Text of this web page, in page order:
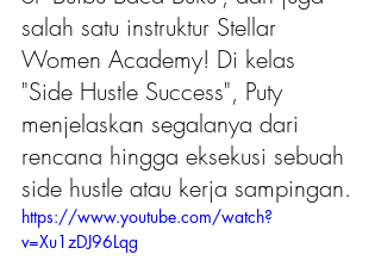
salah satu instruktur Stellar
Women Academy! Di kelas
"Side Hustle Success", Puty
menjelaskan segalanya dari
rencana hingga eksekusi sebuah
side hustle atau kerja sampingan.
https://www.youtube.com/watch?
v=Xu1zDJ96Lqg